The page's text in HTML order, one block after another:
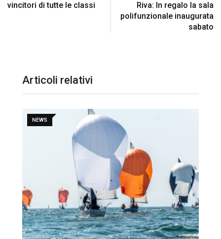
vincitori di tutte le classi
Riva: In regalo la sala
polifunzionale inaugurata
sabato
Articoli relativi
NEWS